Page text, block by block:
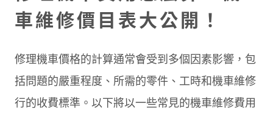
車維修價目表大公開！
修理機車價格的計算通常會受到多個因素影響，包
括問題的嚴重程度、所需的零件、工時和機車維修
行的收費標準。以下將以一些常見的機車維修費用